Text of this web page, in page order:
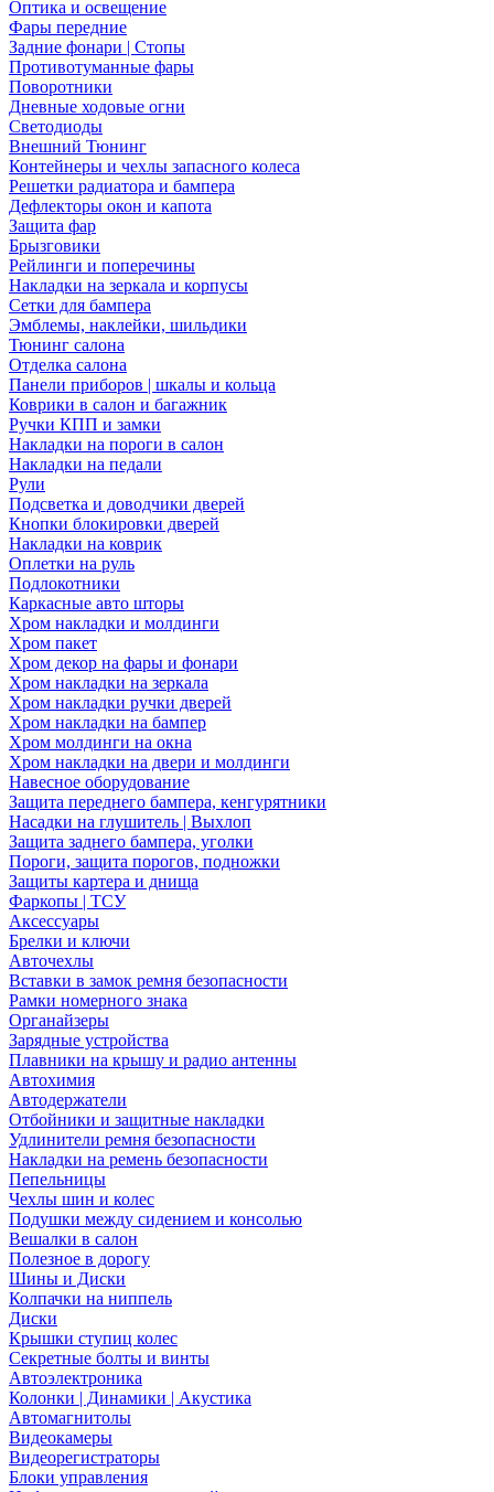
Оптика и освещение
Фары передние
Задние фонари | Стопы
Противотуманные фары
Поворотники
Дневные ходовые огни
Светодиоды
Внешний Тюнинг
Контейнеры и чехлы запасного колеса
Решетки радиатора и бампера
Дефлекторы окон и капота
Защита фар
Брызговики
Рейлинги и поперечины
Накладки на зеркала и корпусы
Сетки для бампера
Эмблемы, наклейки, шильдики
Тюнинг салона
Отделка салона
Панели приборов | шкалы и кольца
Коврики в салон и багажник
Ручки КПП и замки
Накладки на пороги в салон
Накладки на педали
Рули
Подсветка и доводчики дверей
Кнопки блокировки дверей
Накладки на коврик
Оплетки на руль
Подлокотники
Каркасные авто шторы
Хром накладки и молдинги
Хром пакет
Хром декор на фары и фонари
Хром накладки на зеркала
Хром накладки ручки дверей
Хром накладки на бампер
Хром молдинги на окна
Хром накладки на двери и молдинги
Навесное оборудование
Защита переднего бампера, кенгурятники
Насадки на глушитель | Выхлоп
Защита заднего бампера, уголки
Пороги, защита порогов, подножки
Защиты картера и днища
Фаркопы | ТСУ
Аксессуары
Брелки и ключи
Авточехлы
Вставки в замок ремня безопасности
Рамки номерного знака
Органайзеры
Зарядные устройства
Плавники на крышу и радио антенны
Автохимия
Автодержатели
Отбойники и защитные накладки
Удлинители ремня безопасности
Накладки на ремень безопасности
Пепельницы
Чехлы шин и колес
Подушки между сидением и консолью
Вешалки в салон
Полезное в дорогу
Шины и Диски
Колпачки на ниппель
Диски
Крышки ступиц колес
Секретные болты и винты
Автоэлектроника
Колонки | Динамики | Акустика
Автомагнитолы
Видеокамеры
Видеорегистраторы
Блоки управления